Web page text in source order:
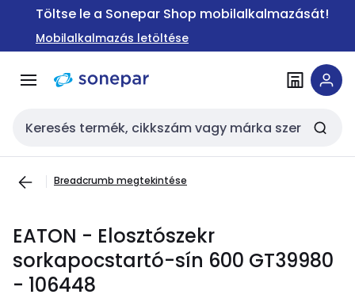
Ugrás a
Ugrás a
tartalomra
Töltse le a Sonepar Shop mobilalkalmazását!
Mobilalkalmazás letöltése
Keresési bemenet
Breadcrumb megtekintése
EATON - Elosztószekr
sorkapocstartó-sín 600 GT39980
- 106448